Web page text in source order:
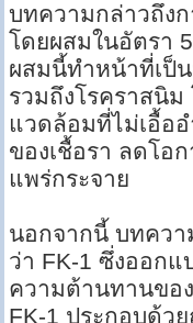
บทความกล่าวถึงก
โดยผสมในอัตรา
ผสมนี้ทำหน้าที่เป็
รวมถึงโรคราสนิ
แวดล้อมที่ไม่เอื้อ
ของเชื้อรา ลดโอ
แพร่กระจาย
นอกจากนี้ บทควา
ว่า FK-1 ซึ่งออกแ
ความต้านทานขอ
FK-1 ประกอบด้ว